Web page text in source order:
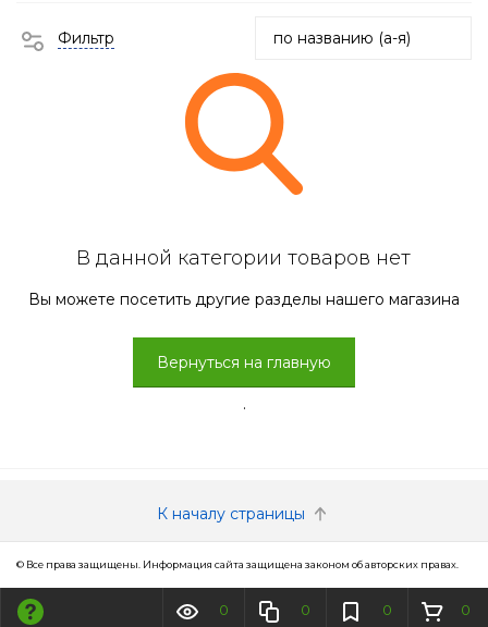
0 0 0 0
Фильтр
В данной категории товаров нет
Вы можете посетить другие разделы нашего магазина
Вернуться на главную
.
К началу страницы
© Все права защищены. Информация сайта защищена законом об авторских правах.